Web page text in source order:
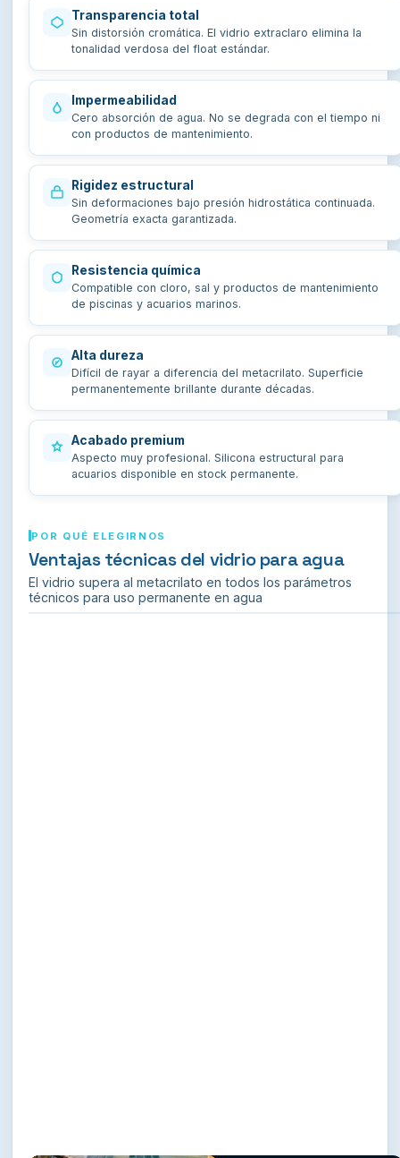
Transparencia total
Sin distorsión cromática. El vidrio extraclaro elimina la
tonalidad verdosa del float estándar.
Impermeabilidad
Cero absorción de agua. No se degrada con el tiempo ni
con productos de mantenimiento.
Rigidez estructural
Sin deformaciones bajo presión hidrostática continuada.
Geometría exacta garantizada.
Resistencia química
Compatible con cloro, sal y productos de mantenimiento
de piscinas y acuarios marinos.
Alta dureza
Difícil de rayar a diferencia del metacrilato. Superficie
permanentemente brillante durante décadas.
Acabado premium
Aspecto muy profesional. Silicona estructural para
acuarios disponible en stock permanente.
POR QUÉ ELEGIRNOS
Ventajas técnicas del vidrio para agua
El vidrio supera al metacrilato en todos los parámetros
técnicos para uso permanente en agua